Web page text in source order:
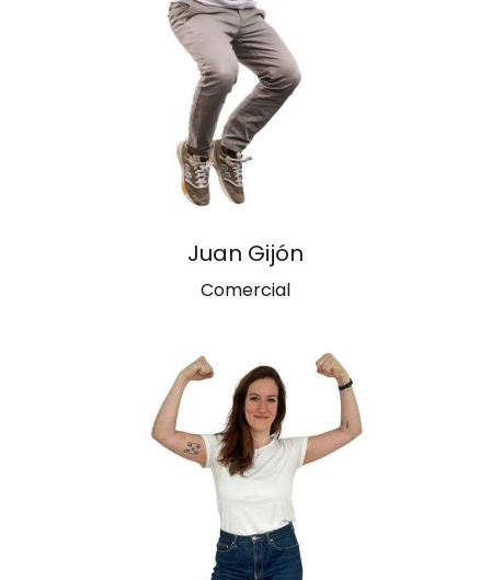
Juan Gijón
Comercial